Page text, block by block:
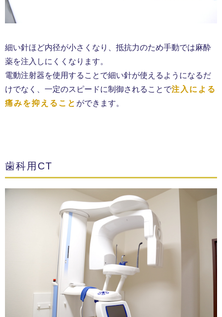
細い針ほど内径が小さくなり、抵抗力のため手動では麻酔
薬を注入しにくくなります。
電動注射器を使用することで細い針が使えるようになるだ
けでなく、一定のスピードに制御されることで注入による
痛みを抑えること ができます。
歯科用CT